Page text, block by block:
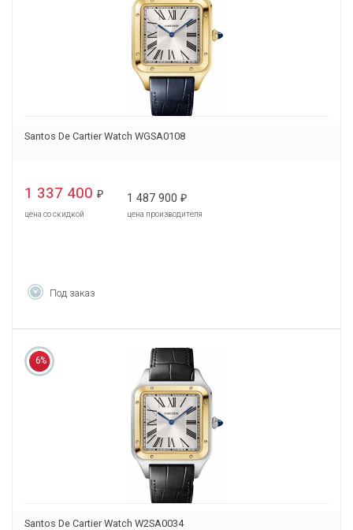
Santos De Cartier Watch WGSA0108
1 337 400 ₽
цена со скидкой
1 487 900 ₽
цена производителя
Под заказ
6%
Santos De Cartier Watch W2SA0034